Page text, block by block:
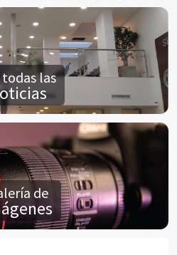
todas las
de